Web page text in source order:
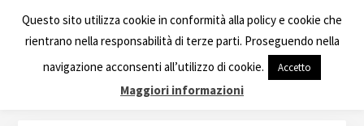
primaria
principale
navigation
TENDE A RULLO ROMA
Azienda specializzata in creazioni di Tendaggi a Roma,
Tende da Sole, Tende per Interni Roma.
Questo sito utilizza cookie in conformità alla policy e cookie che
rientrano nella responsabilità di terze parti. Proseguendo nella
navigazione acconsenti all’utilizzo di cookie.
Accetto
Maggiori informazioni